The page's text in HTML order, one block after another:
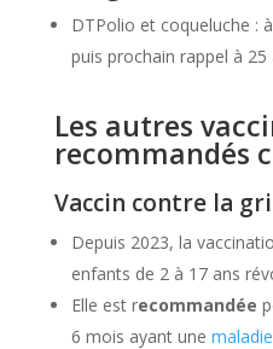
DTPolio et coqueluche :
puis prochain rappel à 25
Les autres
recommandés
Vaccin contre la
Depuis 2023, la
enfants de 2 à 17 ans
Elle est recommandée
6 mois ayant une